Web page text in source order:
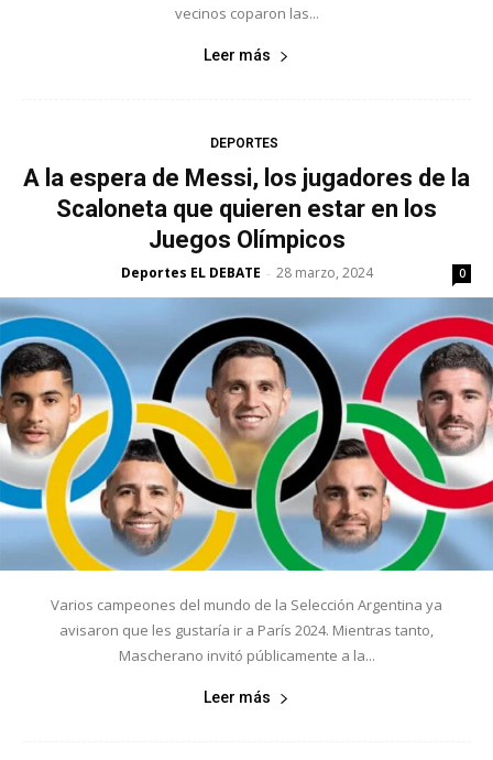
vecinos coparon las...
Leer más
DEPORTES
A la espera de Messi, los jugadores de la
Scaloneta que quieren estar en los
Juegos Olímpicos
Deportes EL DEBATE - 28 marzo, 2024 0
Varios campeones del mundo de la Selección Argentina ya
avisaron que les gustaría ir a París 2024. Mientras tanto,
Mascherano invitó públicamente a la...
Leer más